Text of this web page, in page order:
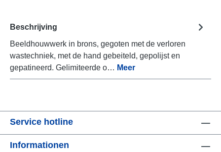
Beschrijving
Beeldhouwwerk in brons, gegoten met de verloren
wastechniek, met de hand gebeiteld, gepolijst en
gepatineerd. Gelimiteerde o… Meer
Service hotline
Informationen